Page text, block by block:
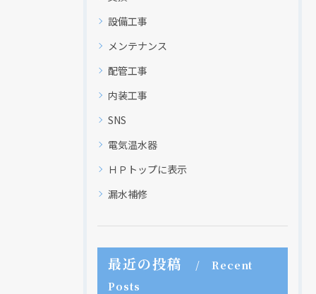
設備工事
メンテナンス
配管工事
内装工事
SNS
電気温水器
ＨＰトップに表示
漏水補修
最近の投稿
Recent
Posts